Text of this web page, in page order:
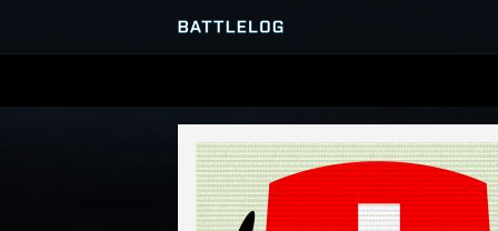
SERVER-BROWSER
MATCHES